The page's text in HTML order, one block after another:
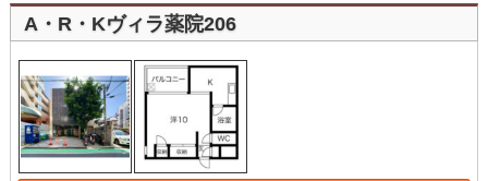
A・R・Kヴィラ薬院206